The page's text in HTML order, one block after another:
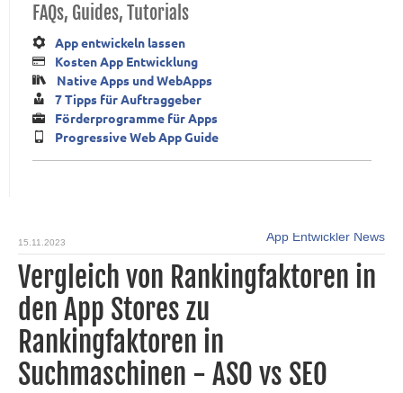
15.11.2023 App Entwickler News
Vergleich von Rankingfaktoren in
den App Stores zu
Rankingfaktoren in
Suchmaschinen - ASO vs SEO
FAQs, Guides, Tutorials
App entwickeln lassen
Kosten App Entwicklung
Native Apps und WebApps
7 Tipps für Auftraggeber
Förderprogramme für Apps
Progressive Web App Guide